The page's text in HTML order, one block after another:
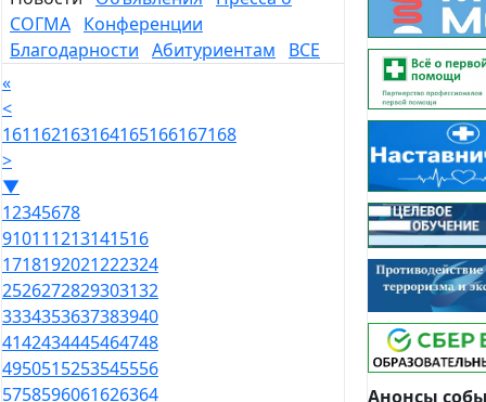
СОГМА Конференции
Благодарности Абитуриентам
ВСЕ
«
<
161162163164165166167168
>
▼
12345678
910111213141516
1718192021222324
2526272829303132
3334353637383940
4142434445464748
4950515253545556
5758596061626364
Анонсы